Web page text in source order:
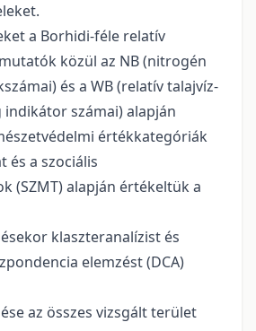
a Borhidi-féle relatív
közül az NB (nitrogén
és a WB (relatív talajvíz-
indikátor számai) alapján
értékkategóriák
és a szociális
(SZMT) alapján értékeltük a
klaszteranalízist és
elemzést (DCA)
az összes vizsgált terület